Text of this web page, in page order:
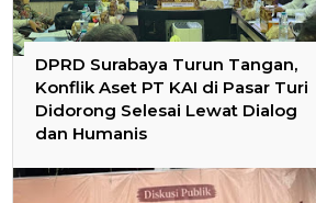
DPRD Surabaya Turun Tangan,
Konflik Aset PT KAI di Pasar Turi
Didorong Selesai Lewat Dialog
dan Humanis